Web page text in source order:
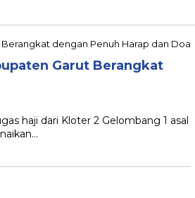
Garut Berangkat
haji dari Kloter 2 Gelombang 1 asal